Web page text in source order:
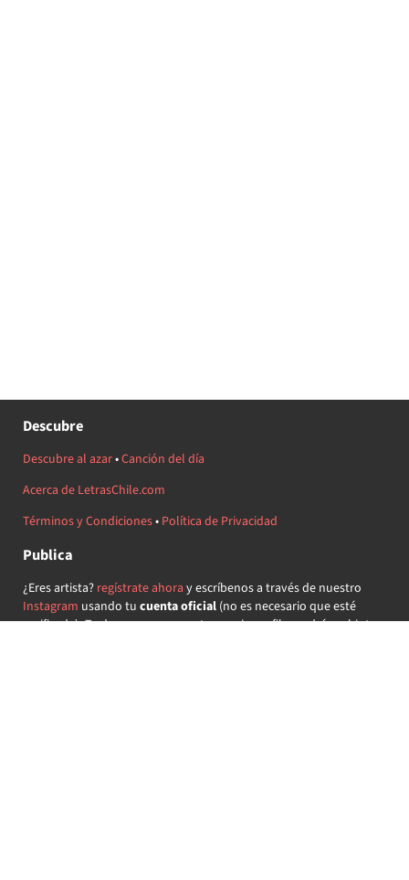
Descubre
Descubre al azar•Canción del día
Acerca de LetrasChile.com
Términos y Condiciones• Política de Privacidad
Publica
¿Eres artista? regístrate ahora y escríbenos a través de nuestro
Instagram usando tu cuenta oficial(no es necesario que esté
verificada) ¡Te daremos acceso a tu propio perfil y podrás subir tus